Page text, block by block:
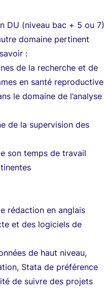
DU (niveau bac + 5 ou 7)
domaine pertinent
:
de la recherche et de
en santé reproductive
le domaine de l’analyse
de la supervision des
son temps de travail
rédaction en anglais
et des logiciels de
de haut niveau,
Stata de préférence
de suivre des projets